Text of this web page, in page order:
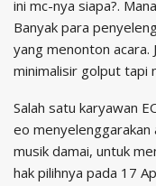
ini mc-nya siapa?.
Banyak para
yang menonton acara.
minimalisir golput tapi
Salah satu karyawan
eo
musik damai, untuk
hak pilihnya pada 17